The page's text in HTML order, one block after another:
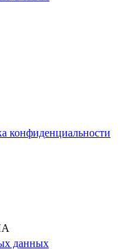
конфиденциальности
данных